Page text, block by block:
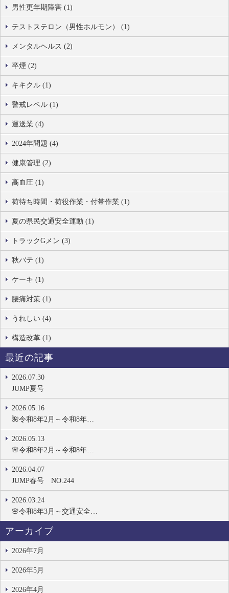
男性更年期障害 (1)
テストステロン（男性ホルモン） (1)
メンタルヘルス (2)
卒煙 (2)
キキクル (1)
警戒レベル (1)
運送業 (4)
2024年問題 (4)
健康管理 (2)
高血圧 (1)
荷待ち時間・荷役作業・付帯作業 (1)
夏の県民交通安全運動 (1)
トラックGメン (3)
秋バテ (1)
ケーキ (1)
腰痛対策 (1)
うれしい (4)
構造改革 (1)
最近の記事
2026.07.30
JUMP夏号
2026.05.16
🌺令和8年2月～令和8年…
2026.05.13
🌸令和8年2月～令和8年…
2026.04.07
JUMP春号 NO.244
2026.03.24
🌸令和8年3月～交通安全…
アーカイブ
2026年7月
2026年5月
2026年4月